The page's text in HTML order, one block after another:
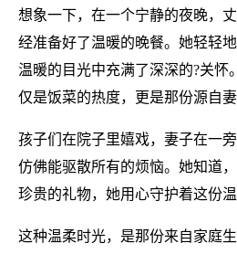
想象一下，在一个宁静的夜晚，
经准备好了温暖的晚餐。她轻轻
温暖的目光中充满了深深的?关怀
仅是饭菜的热度，更是那份源自妻
孩子们在院子里嬉戏，妻子在一
仿佛能驱散所有的烦恼。她知道
珍贵的礼物，她用心守护着这份温
这种温柔时光，是那份来自家庭